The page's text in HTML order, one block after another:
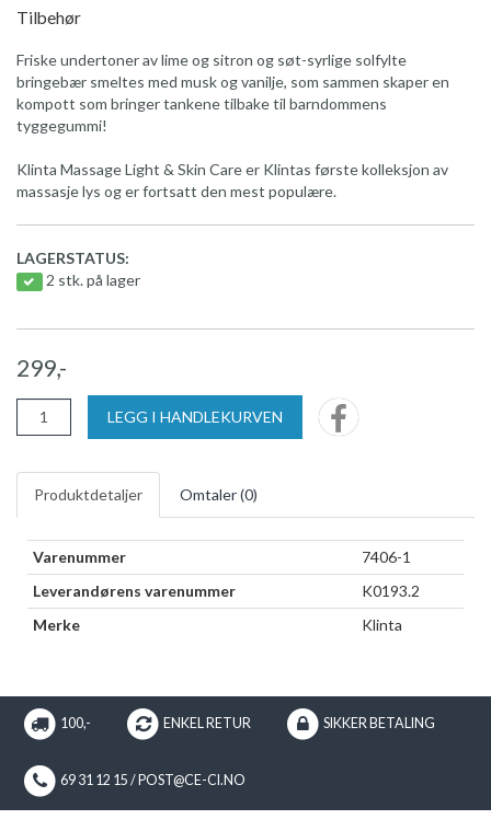
Tilbehør
Friske undertoner av lime og sitron og søt-syrlige solfylte
bringebær smeltes med musk og vanilje, som sammen skaper en
kompott som bringer tankene tilbake til barndommens
tyggegummi!
Klinta Massage Light & Skin Care er Klintas første kolleksjon av
massasje lys og er fortsatt den mest populære.
LAGERSTATUS:
2 stk. på lager
299,-
LEGG I HANDLEKURVEN
Produktdetaljer Omtaler (0)
Varenummer
7406-1
Leverandørens varenummer
K0193.2
Merke
Klinta
100,- ENKEL RETUR SIKKER BETALING
69 31 12 15 / POST@CE-CI.NO